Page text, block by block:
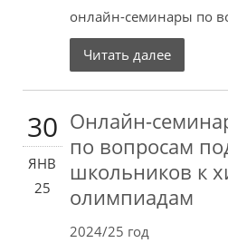
онлайн-семинары по
Читать далее
30
ЯНВ
25
Онлайн-
по вопросам
школьников к
олимпиадам
2024/25 год